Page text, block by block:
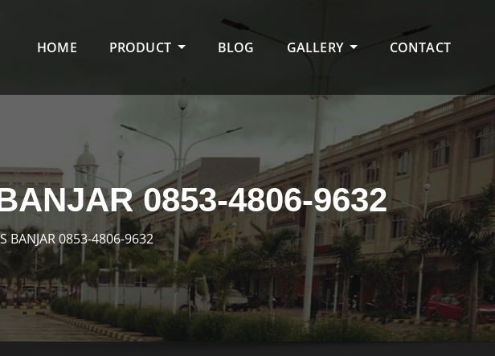
HOME PRODUCT BLOG GALLERY CONTACT
0853-4806-9632
BANJAR 0853-4806-9632